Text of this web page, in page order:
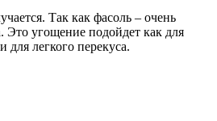
Так как фасоль – очень
Это угощение подойдет как для
для легкого перекуса.